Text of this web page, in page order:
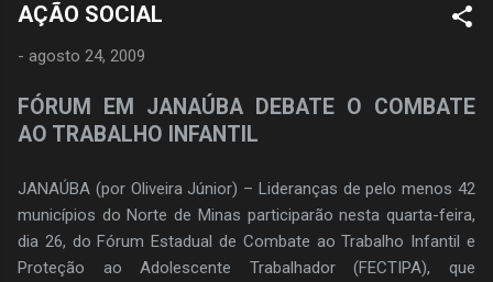
AÇÃO SOCIAL
- agosto 24, 2009
FÓRUM EM JANAÚBA DEBATE O COMBATE
AO TRABALHO INFANTIL
JANAÚBA (por Oliveira Júnior) – Lideranças de pelo menos 42
municípios do Norte de Minas participarão nesta quarta-feira,
dia 26, do Fórum Estadual de Combate ao Trabalho Infantil e
Proteção ao Adolescente Trabalhador (FECTIPA), que